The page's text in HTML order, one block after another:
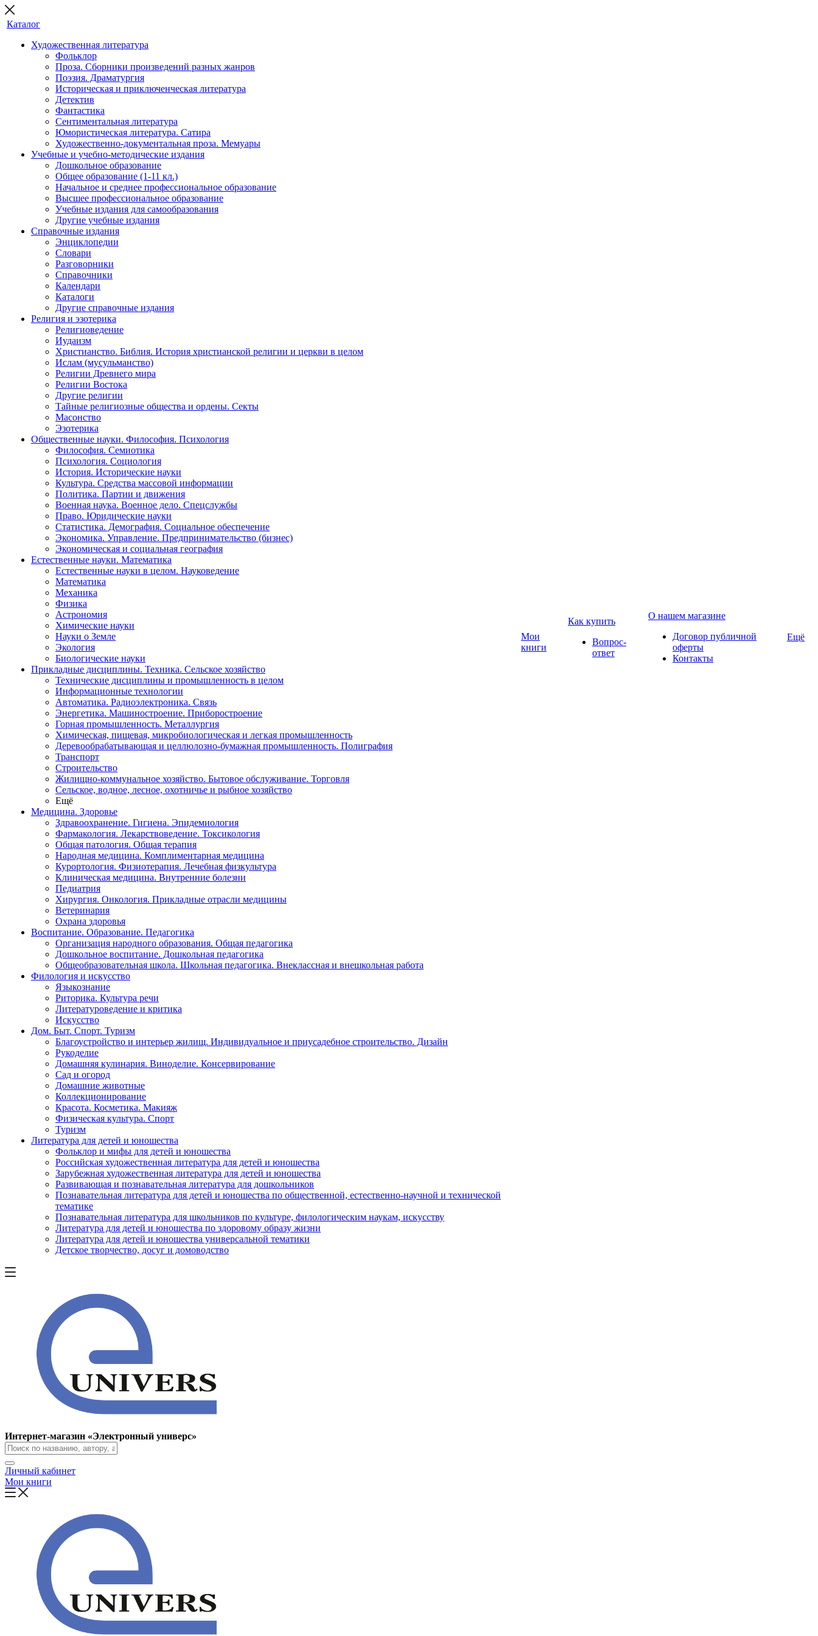
Каталог
Художественная литература
Фольклор
Проза. Сборники произведений разных жанров
Поэзия. Драматургия
Историческая и приключенческая литература
Детектив
Фантастика
Сентиментальная литература
Юмористическая литература. Сатира
Художественно-документальная проза. Мемуары
Учебные и учебно-методические издания
Дошкольное образование
Общее образование (1-11 кл.)
Начальное и среднее профессиональное образование
Высшее профессиональное образование
Учебные издания для самообразования
Другие учебные издания
Справочные издания
Энциклопедии
Словари
Разговорники
Справочники
Календари
Каталоги
Другие справочные издания
Религия и эзотерика
Религиоведение
Иудаизм
Христианство. Библия. История христианской религии и церкви в целом
Ислам (мусульманство)
Религии Древнего мира
Религии Востока
Другие религии
Тайные религиозные общества и ордены. Секты
Масонство
Эзотерика
Общественные науки. Философия. Психология
Философия. Семиотика
Психология. Социология
История. Исторические науки
Культура. Средства массовой информации
Политика. Партии и движения
Военная наука. Военное дело. Спецслужбы
Право. Юридические науки
Статистика. Демография. Социальное обеспечение
Экономика. Управление. Предпринимательство (бизнес)
Экономическая и социальная география
Естественные науки. Математика
Естественные науки в целом. Науковедение
Математика
Механика
Физика
Астрономия
Химические науки
Науки о Земле
Экология
Биологические науки
Прикладные дисциплины. Техника. Сельское хозяйство
Технические дисциплины и промышленность в целом
Информационные технологии
Автоматика. Радиоэлектроника. Связь
Энергетика. Машиностроение. Приборостроение
Горная промышленность. Металлургия
Химическая, пищевая, микробиологическая и легкая промышленность
Деревообрабатывающая и целлюлозно-бумажная промышленность. Полиграфия
Транспорт
Строительство
Жилищно-коммунальное хозяйство. Бытовое обслуживание. Торговля
Сельское, водное, лесное, охотничье и рыбное хозяйство
Ещё
Медицина. Здоровье
Здравоохранение. Гигиена. Эпидемиология
Фармакология. Лекарствоведение. Токсикология
Общая патология. Общая терапия
Народная медицина. Комплиментарная медицина
Курортология. Физиотерапия. Лечебная физкультура
Клиническая медицина. Внутренние болезни
Педиатрия
Хирургия. Онкология. Прикладные отрасли медицины
Ветеринария
Охрана здоровья
Воспитание. Образование. Педагогика
Организация народного образования. Общая педагогика
Дошкольное воспитание. Дошкольная педагогика
Общеобразовательная школа. Школьная педагогика. Внеклассная и внешкольная работа
Филология и искусство
Языкознание
Риторика. Культура речи
Литературоведение и критика
Искусство
Дом. Быт. Спорт. Туризм
Благоустройство и интерьер жилищ. Индивидуальное и приусадебное строительство. Дизайн
Рукоделие
Домашняя кулинария. Виноделие. Консервирование
Сад и огород
Домашние животные
Коллекционирование
Красота. Косметика. Макияж
Физическая культура. Спорт
Туризм
Литература для детей и юношества
Фольклор и мифы для детей и юношества
Российская художественная литература для детей и юношества
Зарубежная художественная литература для детей и юношества
Развивающая и познавательная литература для дошкольников
Познавательная литература для детей и юношества по общественной, естественно-научной и технической
тематике
Познавательная литература для школьников по культуре, филологическим наукам, искусству
Литература для детей и юношества по здоровому образу жизни
Литература для детей и юношества универсальной тематики
Детское творчество, досуг и домоводство
Мои
книги
Как купить
Вопрос-
ответ
О нашем магазине
Договор публичной
оферты
Контакты
Ещё
Интернет-магазин «Электронный универс»
Личный кабинет
Мои книги